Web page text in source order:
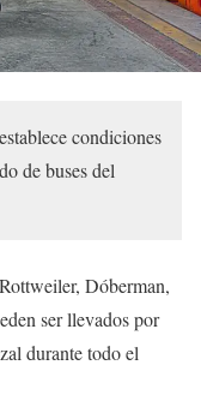
condiciones
de buses del
Dóberman,
ser llevados por
durante todo el